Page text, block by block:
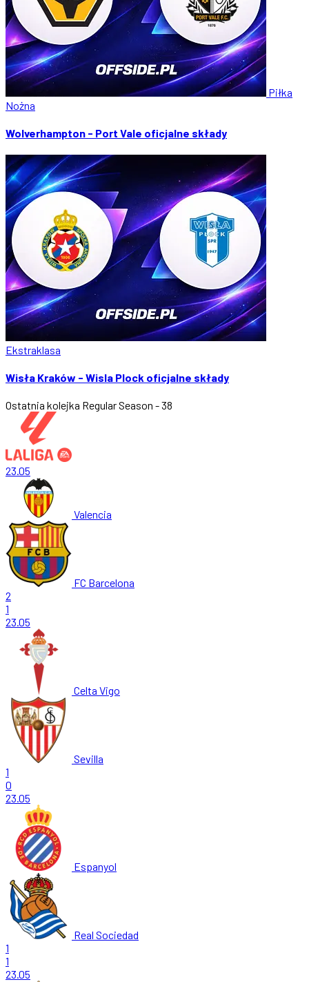
Piłka
Nożna
Wolverhampton - Port Vale oficjalne składy
Ekstraklasa
Wisła Kraków - Wisla Plock oficjalne składy
Ostatnia kolejka Regular Season - 38
23.05
Valencia
FC Barcelona
2
1
23.05
Celta Vigo
Sevilla
1
0
23.05
Espanyol
Real Sociedad
1
1
23.05